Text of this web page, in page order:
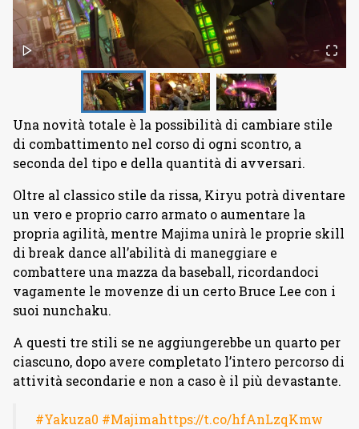
Una novità totale è la possibilità di cambiare stile
di combattimento nel corso di ogni scontro, a
seconda del tipo e della quantità di avversari.
Oltre al classico stile da rissa, Kiryu potrà diventare
un vero e proprio carro armato o aumentare la
propria agilità, mentre Majima unirà le proprie skill
di break dance all’abilità di maneggiare e
combattere una mazza da baseball, ricordandoci
vagamente le movenze di un certo Bruce Lee con i
suoi nunchaku.
A questi tre stili se ne aggiungerebbe un quarto per
ciascuno, dopo avere completato l’intero percorso di
attività secondarie e non a caso è il più devastante.
#Yakuza0 #Majimahttps://t.co/hfAnLzqKmw